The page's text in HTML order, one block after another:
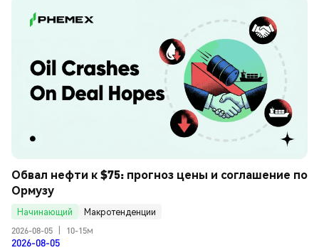
Обвал нефти к $75: прогноз цены и соглашение по
Ормузу
Начинающий
Макротенденции
2026-08-05
10-15м
2026-08-05